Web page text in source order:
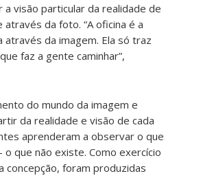
a visão particular da realidade de
através da foto. “A oficina é a
através da imagem. Ela só traz
faz a gente caminhar”,
do mundo da imagem e
da realidade e visão de cada
aprenderam a observar o que
o que não existe. Como exercício
concepção, foram produzidas